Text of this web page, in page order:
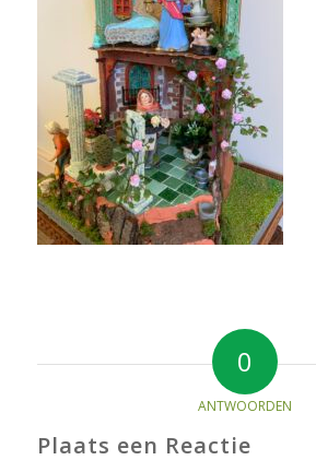
0
ANTWOORDEN
Plaats een Reactie